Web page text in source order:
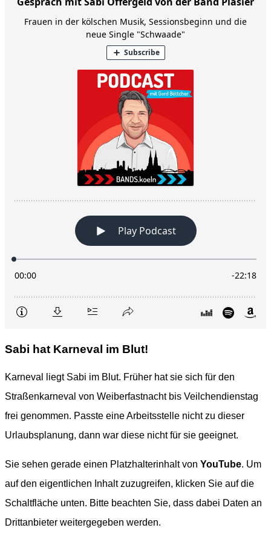
Sabi hat Karneval im Blut!
Karneval liegt Sabi im Blut. Früher hat sie sich für den
Straßenkarneval von Weiberfastnacht bis Veilchendienstag
frei genommen. Passte eine Arbeitsstelle nicht zu dieser
Urlaubsplanung, dann war diese nicht für sie geeignet.
Sie sehen gerade einen Platzhalterinhalt von YouTube. Um
auf den eigentlichen Inhalt zuzugreifen, klicken Sie auf die
Schaltfläche unten. Bitte beachten Sie, dass dabei Daten an
Drittanbieter weitergegeben werden.